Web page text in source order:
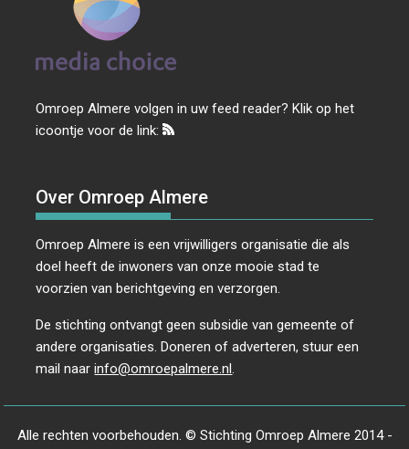
Omroep Almere volgen in uw feed reader? Klik op het
icoontje voor de link:
Over Omroep Almere
Omroep Almere is een vrijwilligers organisatie die als
doel heeft de inwoners van onze mooie stad te
voorzien van berichtgeving en verzorgen.
De stichting ontvangt geen subsidie van gemeente of
andere organisaties. Doneren of adverteren, stuur een
mail naarinfo@omroepalmere.nl.
Alle rechten voorbehouden. © Stichting Omroep Almere 2014 -